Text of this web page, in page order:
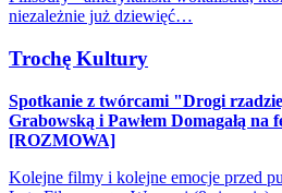
niezależnie już dziewięć…
Trochę Kultury
Spotkanie z twórcami "Drogi
Grabowską i Pawłem Domagałą na
[ROZMOWA]
Kolejne filmy i kolejne emocje przed